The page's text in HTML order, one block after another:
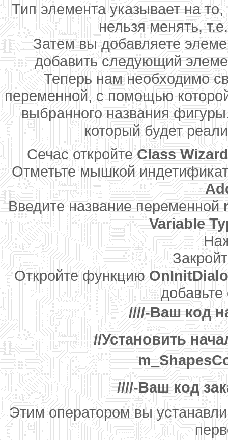
Тип элемента указывает на
нельзя менять,
Затем вы добавляете
добавить следующий
Теперь нам необходимо
переменной, с помощью
выбранного названия
который будет
Сечас откройтеClass Wizard
Отметьте мышкой
Введите название переменной
Variable
Откройте функцию
////-Ваш код
//Установить
////-Ваш код
Этим оператором вы